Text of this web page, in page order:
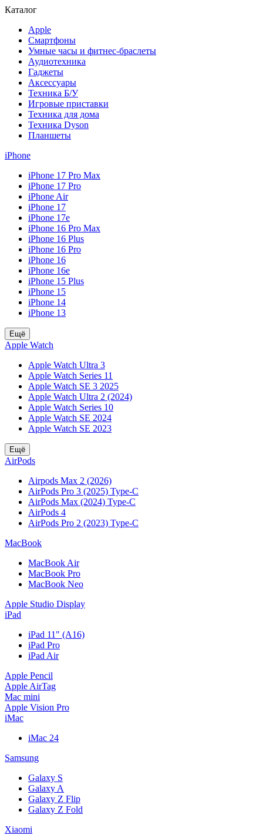
Каталог
Apple
Смартфоны
Умные часы и фитнес-браслеты
Аудиотехника
Гаджеты
Аксессуары
Техника Б/У
Игровые приставки
Техника для дома
Техника Dyson
Планшеты
iPhone
iPhone 17 Pro Max
iPhone 17 Pro
iPhone Air
iPhone 17
iPhone 17e
iPhone 16 Pro Max
iPhone 16 Plus
iPhone 16 Pro
iPhone 16
iPhone 16e
iPhone 15 Plus
iPhone 15
iPhone 14
iPhone 13
Ещё
Apple Watch
Apple Watch Ultra 3
Apple Watch Series 11
Apple Watch SE 3 2025
Apple Watch Ultra 2 (2024)
Apple Watch Series 10
Apple Watch SE 2024
Apple Watch SE 2023
Ещё
AirPods
Airpods Max 2 (2026)
AirPods Pro 3 (2025) Type-C
AirPods Max (2024) Type-C
AirPods 4
AirPods Pro 2 (2023) Type-C
MacBook
MacBook Air
MacBook Pro
MacBook Neo
Apple Studio Display
iPad
iPad 11" (A16)
iPad Pro
iPad Air
Apple Pencil
Apple AirTag
Mac mini
Apple Vision Pro
iMac
iMac 24
Samsung
Galaxy S
Galaxy A
Galaxy Z Flip
Galaxy Z Fold
Xiaomi